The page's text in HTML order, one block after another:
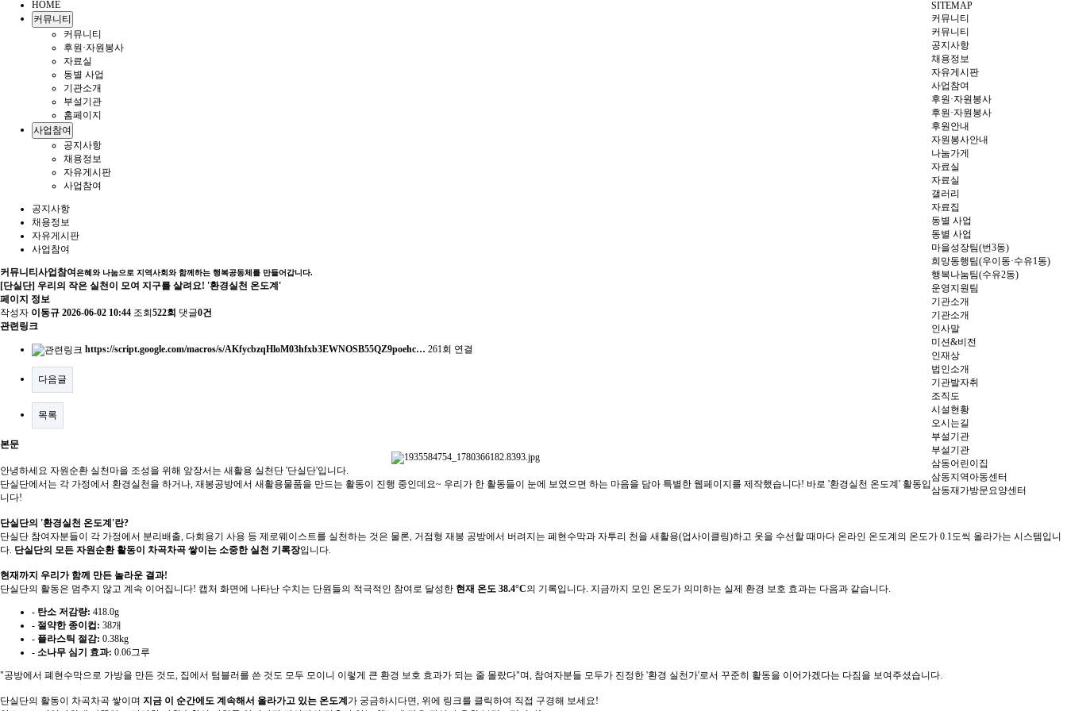
SITEMAP
커뮤니티
커뮤니티
공지사항
채용정보
자유게시판
사업참여
후원·자원봉사
후원·자원봉사
후원안내
자원봉사안내
나눔가게
자료실
자료실
갤러리
자료집
동별 사업
동별 사업
마을성장팀(번3동)
희망동행팀(우이동·수유1동)
행복나눔팀(수유2동)
운영지원팀
기관소개
기관소개
인사말
미션&비전
인재상
법인소개
기관발자취
조직도
시설현황
오시는길
부설기관
부설기관
삼동어린이집
삼동지역아동센터
삼동재가방문요양센터
HOME
커뮤니티
커뮤니티
후원·자원봉사
자료실
동별 사업
기관소개
부설기관
홈페이지
사업참여
공지사항
채용정보
자유게시판
사업참여
공지사항
채용정보
자유게시판
사업참여
커뮤니티 사업참여은혜와 나눔으로 지역사회와 함께하는 행복공동체를 만들어갑니다.
[단실단] 우리의 작은 실천이 모여 지구를 살려요! '환경실천 온도계'
페이지 정보
작성자 이동규 2026-06-02 10:44 조회 522회 댓글0건
관련링크
https://script.google.com/macros/s/AKfycbzqHloM03hfxb3EWNOSB55QZ9poehc… 261회 연결
다음글
목록
본문
안녕하세요 자원순환 실천마을 조성을 위해 앞장서는 새활용 실천단 '단실단'입니다.
단실단에서는 각 가정에서 환경실천을 하거나, 재봉공방에서 새활용물품을 만드는 활동이 진행 중인데요~ 우리가 한 활동들이 눈에 보였으면 하는 마음을 담아 특별한 웹페이지를 제작했습니다! 바로 '환경실천 온도계' 활동입
니다!
단실단의 '환경실천 온도계'란?
단실단 참여자분들이 각 가정에서 분리배출, 다회용기 사용 등 제로웨이스트를 실천하는 것은 물론, 거점형 재봉 공방에서 버려지는 폐현수막과 자투리 천을 새활용(업사이클링)하고 옷을 수선할 때마다 온라인 온도계의 온도가 0.1도씩 올라가는 시스템입니
다. 단실단의 모든 자원순환 활동이 차곡차곡 쌓이는 소중한 실천 기록장입니다.
현재까지 우리가 함께 만든 놀라운 결과!
단실단의 활동은 멈추지 않고 계속 이어집니다! 캡처 화면에 나타난 수치는 단원들의 적극적인 참여로 달성한 현재 온도 38.4°C의 기록입니다. 지금까지 모인 온도가 의미하는 실제 환경 보호 효과는 다음과 같습니다.
- 탄소 저감량: 418.0g
- 절약한 종이컵: 38개
- 플라스틱 절감: 0.38kg
- 소나무 심기 효과: 0.06그루
"공방에서 폐현수막으로 가방을 만든 것도, 집에서 텀블러를 쓴 것도 모두 모이니 이렇게 큰 환경 보호 효과가 되는 줄 몰랐다"며, 참여자분들 모두가 진정한 '환경 실천가'로서 꾸준히 활동을 이어가겠다는 다짐을 보여주셨습니다.
단실단의 활동이 차곡차곡 쌓이며 지금 이 순간에도 계속해서 올라가고 있는 온도계 가 궁금하시다면, 위에 링크를 클릭하여 직접 구경해 보세요!